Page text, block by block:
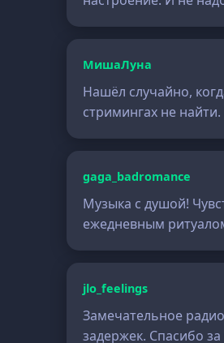
МишаЛуна
Нашёл случайно,
стримингах не
gaga_badromance
Музыка с душой!
ежедневным
jlo_feelings
Замечательное
задержек. Спасибо